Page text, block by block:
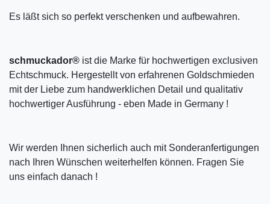
Es läßt sich so perfekt verschenken und aufbewahren.
schmuckador® ist die Marke für hochwertigen exclusiven
Echtschmuck. Hergestellt von erfahrenen Goldschmieden
mit der Liebe zum handwerklichen Detail und qualitativ
hochwertiger Ausführung - eben Made in Germany !
Wir werden Ihnen sicherlich auch mit Sonderanfertigungen
nach Ihren Wünschen weiterhelfen können. Fragen Sie
uns einfach danach !